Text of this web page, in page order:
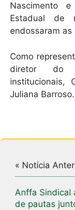
Nascimento
Estadual de
endossaram
Como
diretor do
institucionais,
Juliana Barroso.
« Notícia
Anffa Sindical
de pautas